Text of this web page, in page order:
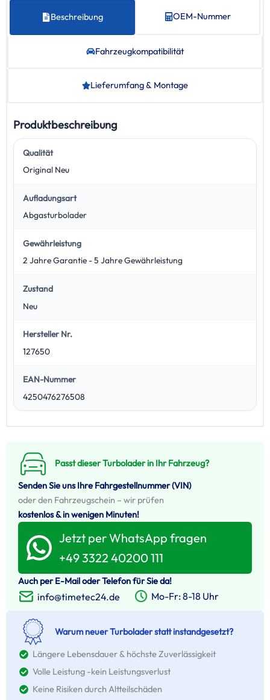
Beschreibung OEM-Nummer
Fahrzeug­kompatibilität
Lieferumfang & Montage
Produktbeschreibung
Qualität
Original Neu
Aufladungsart
Abgasturbolader
Gewährleistung
2 Jahre Garantie - 5 Jahre Gewährleistung
Zustand
Neu
Hersteller Nr.
127650
EAN-Nummer
4250476276508
Passt dieser Turbolader in Ihr Fahrzeug?
Senden Sie uns Ihre Fahrgestellnummer (VIN)
oder den Fahrzeugschein – wir prüfen
kostenlos & in wenigen Minuten!
Jetzt per WhatsApp fragen
+49 3322 40200 111
Auch per E-Mail oder Telefon für Sie da!
info@timetec24.de Mo-Fr: 8-18 Uhr
Warum neuer Turbolader statt instandgesetzt?
Längere Lebensdauer & höchste Zuverlässigkeit
Volle Leistung -kein Leistungsverlust
Keine Risiken durch Altteilschäden